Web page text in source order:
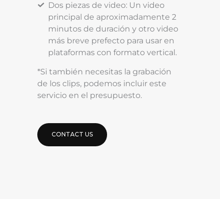
Dos piezas de video: Un video
principal de aproximadamente 2
minutos de duración y otro video
más breve prefecto para usar en
plataformas con formato vertical.
*Si también necesitas la grabación
de los clips, podemos incluir este
servicio en el presupuesto.
CONTACT US